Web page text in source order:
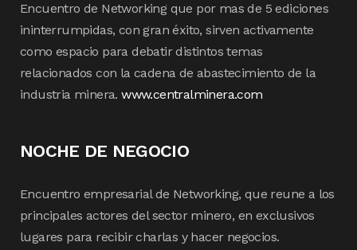
Encuentro de Networking que por mas de 5 ediciones
ininterrumpidas, con gran éxito, sirven activamente
como espacio para debatir distintos temas
relacionados con la cadena de abastecimiento de la
industria minera.www.centralminera.com
NOCHE DE NEGOCIO
Encuentro empresarial de Networking, que reune a los
principales actores del sector minero, en exclusivos
lugares para recibir charlas y hacer negocios.